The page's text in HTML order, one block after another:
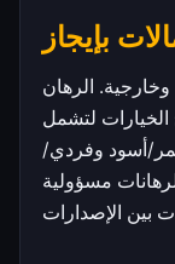
بإيجاز
الرهان
يدفع 35:1، وتتدرج الخيارات لتشمل
أسود وفردي/
مسؤولية